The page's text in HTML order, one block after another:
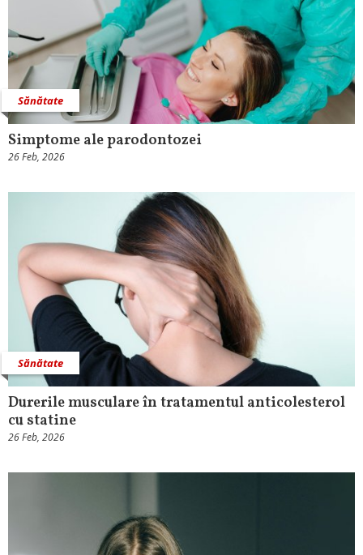
Sănătate
Simptome ale parodontozei
26 Feb, 2026
Sănătate
Durerile musculare în tratamentul anticolesterol
cu statine
26 Feb, 2026